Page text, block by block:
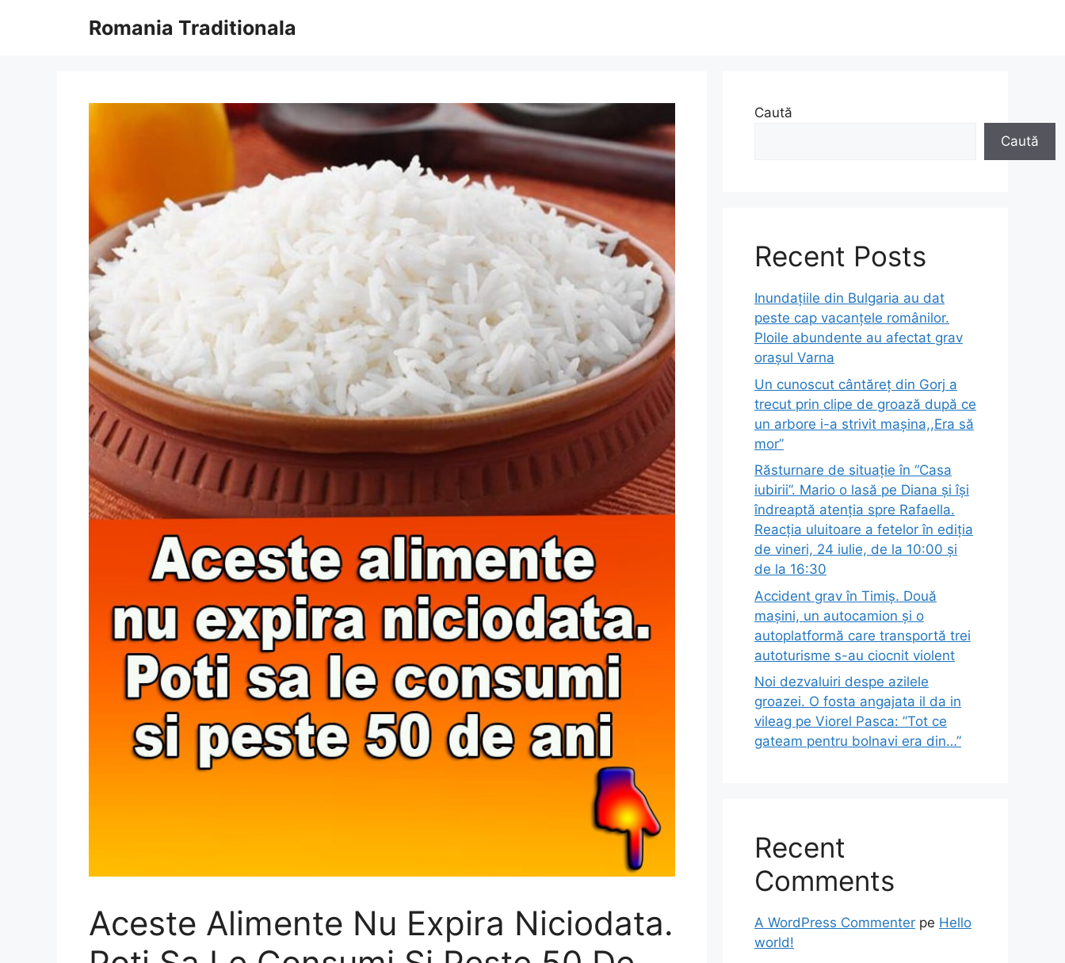
Romania Traditionala
Aceste Alimente Nu Expira Niciodata.
Caută
Caută
Recent Posts
Inundațiile din Bulgaria au dat
peste cap vacanțele românilor.
Ploile abundente au afectat grav
orașul Varna
Un cunoscut cântăreț din Gorj a
trecut prin clipe de groază după ce
un arbore i-a strivit mașina,,Era să
mor”
Răsturnare de situație în “Casa
iubirii”. Mario o lasă pe Diana și își
îndreaptă atenția spre Rafaella.
Reacția uluitoare a fetelor în ediția
de vineri, 24 iulie, de la 10:00 și
de la 16:30
Accident grav în Timiș. Două
mașini, un autocamion şi o
autoplatformă care transportă trei
autoturisme s-au ciocnit violent
Noi dezvaluiri despe azilele
groazei. O fosta angajata il da in
vileag pe Viorel Pasca: ”Tot ce
gateam pentru bolnavi era din…”
Recent
Comments
A WordPress Commenter pe Hello
world!